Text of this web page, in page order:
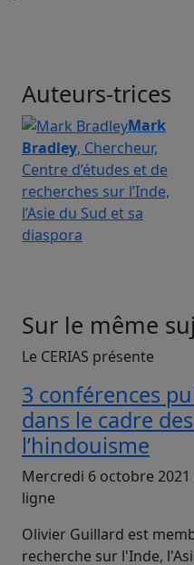
Auteurs-trices
Mark
Bradley, Chercheur,
Centre d’études et de
recherches sur l’Inde,
l’Asie du Sud et sa
diaspora
Sur le même
Le CERIAS présente
3 conférences
dans le cadre
l’hindouisme
Mercredi 6 octobre
ligne
Olivier Guillard est
recherche sur l'Inde,